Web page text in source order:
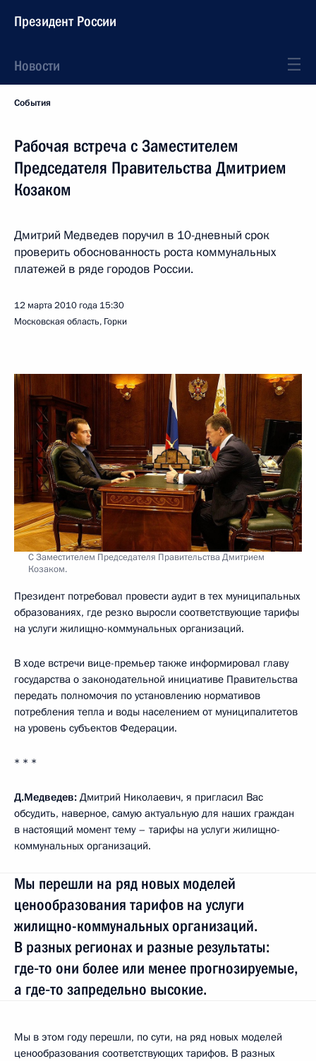
Президент России
Новости
События
Рабочая встреча с Заместителем
Председателя Правительства Дмитрием
Козаком
Дмитрий Медведев поручил в 10-дневный срок
проверить обоснованность роста коммунальных
платежей в ряде городов России.
12 марта 2010 года 15:30
Московская область, Горки
С Заместителем Председателя Правительства Дмитрием
Козаком.
Президент потребовал провести аудит в тех муниципальных
образованиях, где резко выросли соответствующие тарифы
на услуги жилищно-коммунальных организаций.
В ходе встречи вице-премьер также информировал главу
государства о законодательной инициативе Правительства
передать полномочия по установлению нормативов
потребления тепла и воды населением от муниципалитетов
на уровень субъектов Федерации.
* * *
Д.Медведев: Дмитрий Николаевич, я пригласил Вас
обсудить, наверное, самую актуальную для наших граждан
в настоящий момент тему – тарифы на услуги жилищно-
коммунальных организаций.
Мы перешли на ряд новых моделей
ценообразования тарифов на услуги
жилищно-коммунальных организаций.
В разных регионах и разные результаты:
где‑то они более или менее прогнозируемые,
а где‑то запредельно высокие.
Мы в этом году перешли, по сути, на ряд новых моделей
ценообразования соответствующих тарифов. В разных